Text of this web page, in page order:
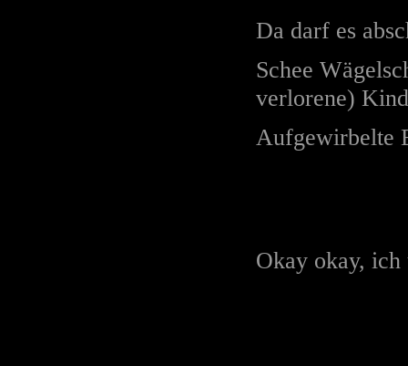
Da darf es
Schee
verlorene)
Aufgewirbelte
Okay okay,